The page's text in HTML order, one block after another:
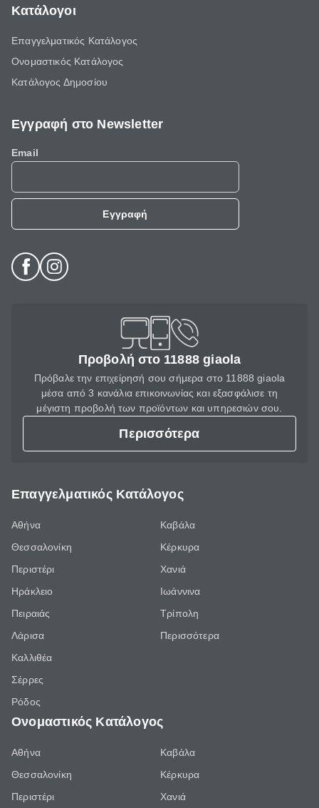
Κατάλογοι
Επαγγελματικός Κατάλογος
Ονομαστικός Κατάλογος
Κατάλογος Δημοσίου
Εγγραφή στο Newsletter
Email
Εγγραφή
Προβολή στο 11888 giaola
Πρόβαλε την επιχείρησή σου σήμερα στο 11888 giaola
μέσα από 3 κανάλια επικοινωνίας και εξασφάλισε τη
μέγιστη προβολή των προϊόντων και υπηρεσιών σου.
Περισσότερα
Επαγγελματικός Κατάλογος
Αθήνα
Θεσσαλονίκη
Περιστέρι
Ηράκλειο
Πειραιάς
Λάρισα
Καλλιθέα
Σέρρες
Ρόδος
Καβάλα
Κέρκυρα
Χανιά
Ιωάννινα
Τρίπολη
Περισσότερα
Ονομαστικός Κατάλογος
Αθήνα
Θεσσαλονίκη
Περιστέρι
Καβάλα
Κέρκυρα
Χανιά